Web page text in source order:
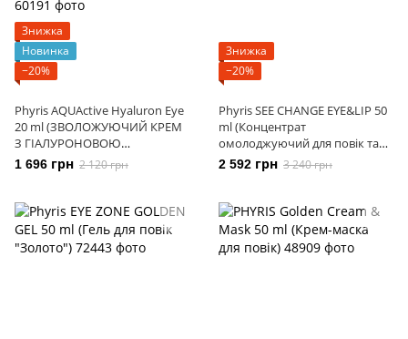
Знижка
Новинка
−20%
Phyris AQUActive Hyaluron Eye
20 ml (ЗВОЛОЖУЮЧИЙ КРЕМ
З ГІАЛУРОНОВОЮ
КИСЛОТОЮ ДЛЯ ПОВІК)
1 696 грн 2 120 грн
Знижка
−20%
Phyris SEE CHANGE EYE&LIP 50
ml (Концентрат
омолоджуючий для повік та
губ)
2 592 грн 3 240 грн